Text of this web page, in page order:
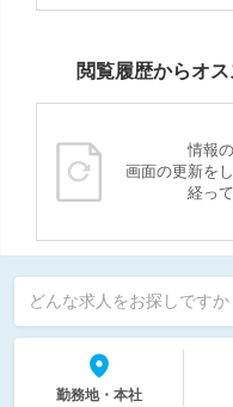
閲覧履歴からオ
情報
画面の更新を
経っ
どんな求人をお探しですか
勤務地・本社